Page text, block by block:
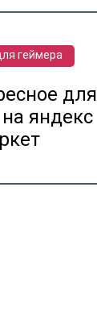
геймера
для
яндекс